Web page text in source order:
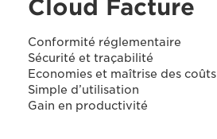
Cloud Facture
Conformité réglementaire
Sécurité et traçabilité
Economies et maîtrise des coûts
Simple d’utilisation
Gain en productivité